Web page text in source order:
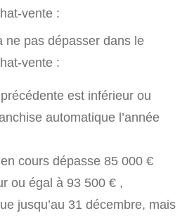
vente :
ne pas dépasser dans le
vente :
est inférieur ou
automatique l’année
cours dépasse 85 000 €
ou égal à 93 500 € ,
jusqu’au 31 décembre, mais